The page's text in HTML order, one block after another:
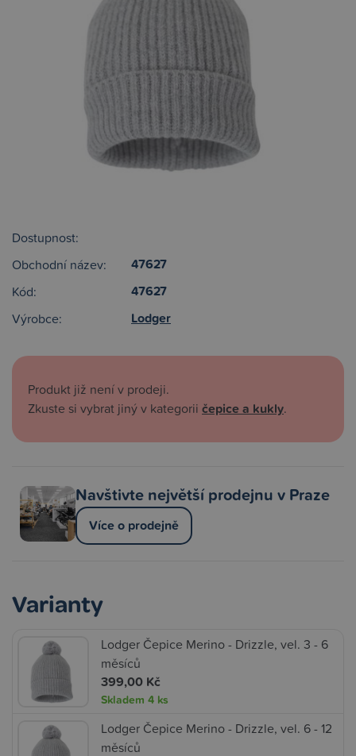
Dostupnost:
Obchodní název:
47627
Kód: 47627
Výrobce: Lodger
Produkt již není v prodeji.
Zkuste si vybrat jiný v kategorii čepice a kukly.
Navštivte největší prodejnu v Praze
Více o prodejně
Varianty
Lodger Čepice Merino - Drizzle, vel. 3 - 6
měsíců
399,00 Kč
Skladem 4 ks
Lodger Čepice Merino - Drizzle, vel. 6 - 12
měsíců